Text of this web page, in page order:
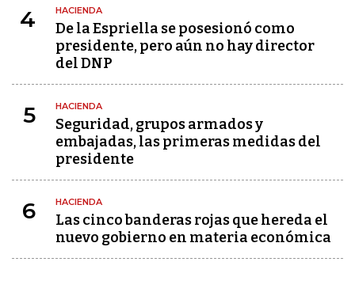
4 HACIENDA
De la Espriella se posesionó como
presidente, pero aún no hay director
del DNP
5 HACIENDA
Seguridad, grupos armados y
embajadas, las primeras medidas del
presidente
6 HACIENDA
Las cinco banderas rojas que hereda el
nuevo gobierno en materia económica